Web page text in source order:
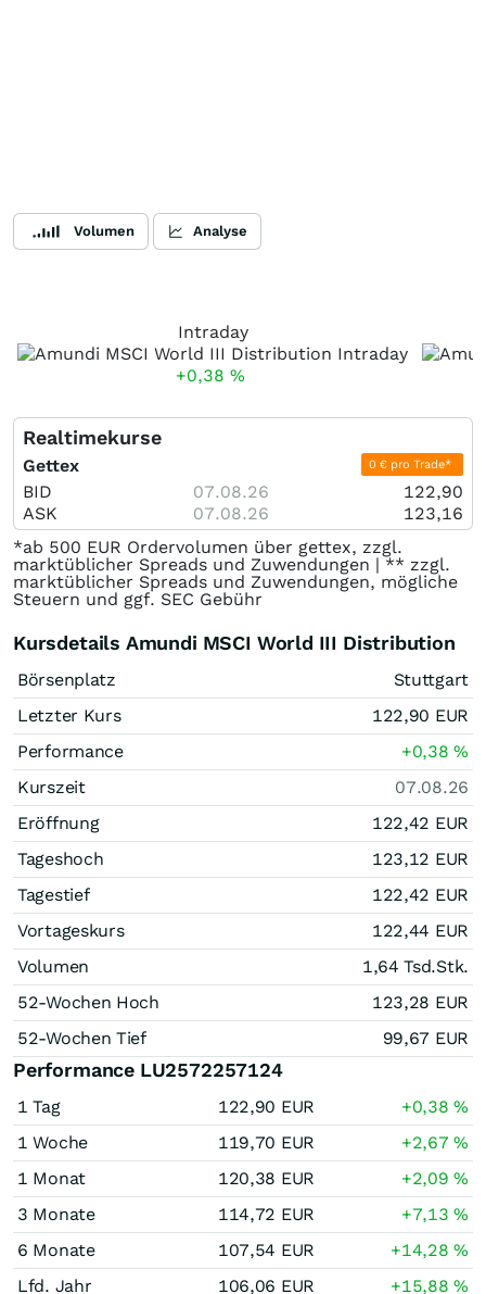
Volumen Analyse
Intraday
+0,38 %
Realtimekurse
Gettex 0 € pro Trade*
BID 07.08.26
122,90
ASK
07.08.26
123,16
*ab 500 EUR Ordervolumen über gettex, zzgl.
marktüblicher Spreads und Zuwendungen | ** zzgl.
marktüblicher Spreads und Zuwendungen, mögliche
Steuern und ggf. SEC Gebühr
Kursdetails Amundi MSCI World III Distribution
Börsenplatz
Stuttgart
Letzter Kurs
122,90 EUR
Performance
+0,38%
Kurszeit
07.08.26
Eröffnung
122,42 EUR
Tageshoch
123,12 EUR
Tagestief
122,42 EUR
Vortageskurs
122,44 EUR
Volumen
1,64 Tsd.Stk.
52-Wochen Hoch
123,28 EUR
52-Wochen Tief
99,67 EUR
Performance LU2572257124
1 Tag 122,90 EUR +0,38%
1 Woche
119,70 EUR +2,67%
1 Monat
120,38 EUR +2,09%
3 Monate
114,72 EUR +7,13%
6 Monate
107,54 EUR +14,28%
Lfd. Jahr
106,06 EUR +15,88%